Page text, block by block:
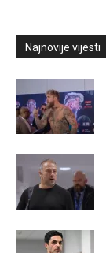
Najnovije vijesti